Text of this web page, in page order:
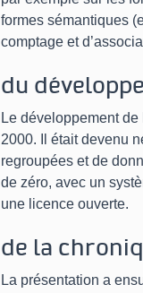
formes sémantiques
comptage et
du
Le développement
2000. Il était devenu
regroupées et de
de zéro, avec un
une licence ouverte.
de la
La présentation a